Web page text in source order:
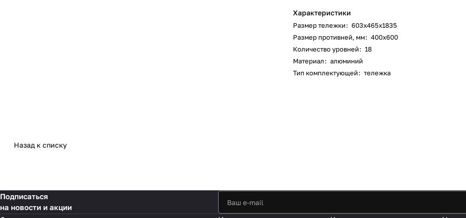
Характеристики
Размер тележки: 603х465х1835
Размер противней, мм: 400х600
Количество уровней: 18
Материал: алюминий
Тип комплектующей: тележка
Назад к списку
Подписаться
на новости и акции